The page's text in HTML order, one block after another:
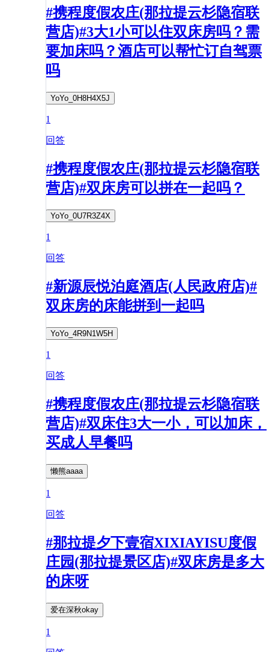
#携程度假农庄(那拉提云杉隐宿联
营店)#3大1小可以住双床房吗？需
要加床吗？酒店可以帮忙订自驾票
吗
YoYo_0H8H4X5J
1
回答
#携程度假农庄(那拉提云杉隐宿联
营店)#双床房可以拼在一起吗？
YoYo_0U7R3Z4X
1
回答
#新源辰悦泊庭酒店(人民政府店)#
双床房的床能拼到一起吗
YoYo_4R9N1W5H
1
回答
#携程度假农庄(那拉提云杉隐宿联
营店)#双床住3大一小，可以加床，
买成人早餐吗
懒熊aaaa
1
回答
#那拉提夕下壹宿XIXIAYISU度假
庄园(那拉提景区店)#双床房是多大
的床呀
爱在深秋okay
1